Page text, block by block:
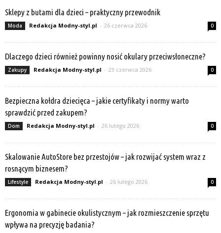
Sklepy z butami dla dzieci – praktyczny przewodnik
Moda Redakcja Modny-styl.pl - 26 czerwca 2026 0
Dlaczego dzieci również powinny nosić okulary przeciwsłoneczne?
Zakupy Redakcja Modny-styl.pl - 23 czerwca 2026 0
Bezpieczna kołdra dziecięca – jakie certyfikaty i normy warto
sprawdzić przed zakupem?
Dom Redakcja Modny-styl.pl - 26 lutego 2026 0
Skalowanie AutoStore bez przestojów – jak rozwijać system wraz z
rosnącym biznesem?
Lifestyle Redakcja Modny-styl.pl - 26 lutego 2026 0
Ergonomia w gabinecie okulistycznym – jak rozmieszczenie sprzętu
wpływa na precyzję badania?